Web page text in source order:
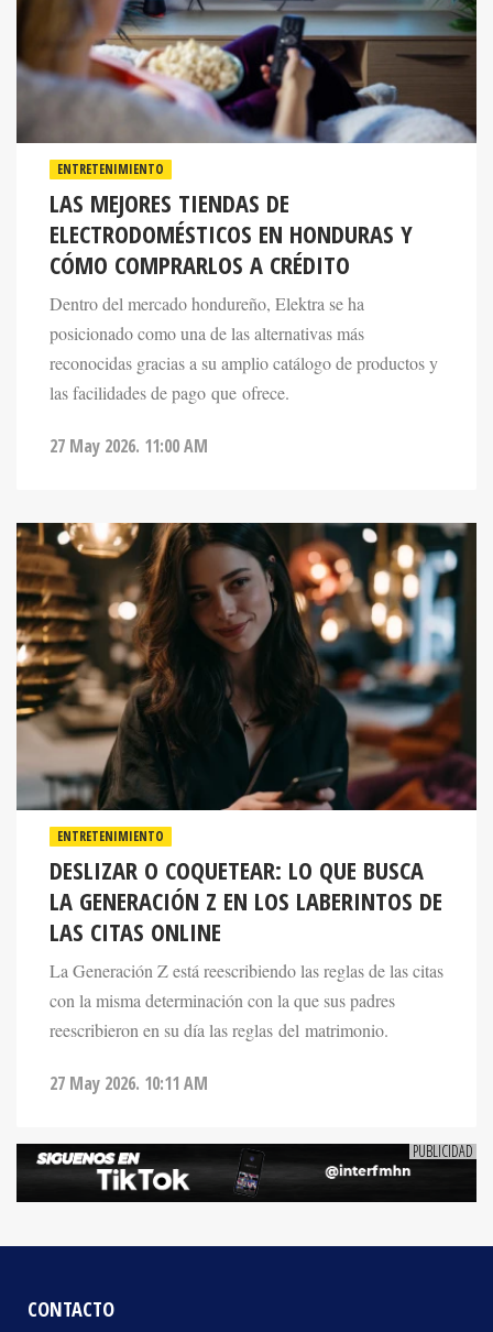
LAS MEJORES TIENDAS DE
ELECTRODOMÉSTICOS EN HONDURAS Y
CÓMO COMPRARLOS A CRÉDITO
Dentro del mercado hondureño, Elektra se ha
posicionado como una de las alternativas más
reconocidas gracias a su amplio catálogo de productos y
las facilidades de pago que ofrece.
ENTRETENIMIENTO
DESLIZAR O COQUETEAR: LO QUE BUSCA
LA GENERACIÓN Z EN LOS LABERINTOS DE
LAS CITAS ONLINE
La Generación Z está reescribiendo las reglas de las citas
con la misma determinación con la que sus padres
reescribieron en su día las reglas del matrimonio.
CONTACTO